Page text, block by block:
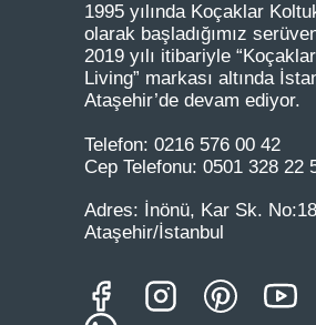
1995 yılında Koçaklar
olarak başladığımız
2019 yılı itibariyle
Living” markası altında
Ataşehir’de devam ediyor.
Telefon: 0216 576 00 42
Cep Telefonu: 0501 328 22
Adres:
İnönü, Kar Sk.
Ataşehir/İstanbul